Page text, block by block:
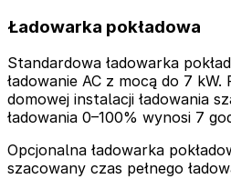
Ładowarka pokładowa
Standardowa ładowarka
ładowanie AC z mocą do 7 kW.
domowej instalacji ładowania
ładowania 0–100% wynosi 7
Opcjonalna ładowarka
szacowany czas pełnego